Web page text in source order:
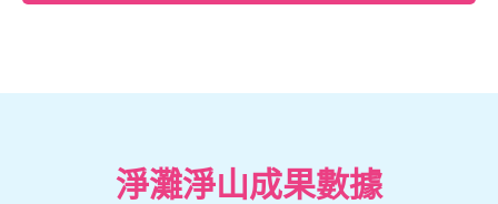
淨灘淨山成果數據